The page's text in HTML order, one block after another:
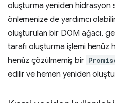
oluşturma yeniden hidrasyon
önlemenize de yardımcı
oluşturulan bir DOM ağacı,
tarafı oluşturma işlemi henüz
henüz çözülmemiş bir
edilir ve hemen yeniden